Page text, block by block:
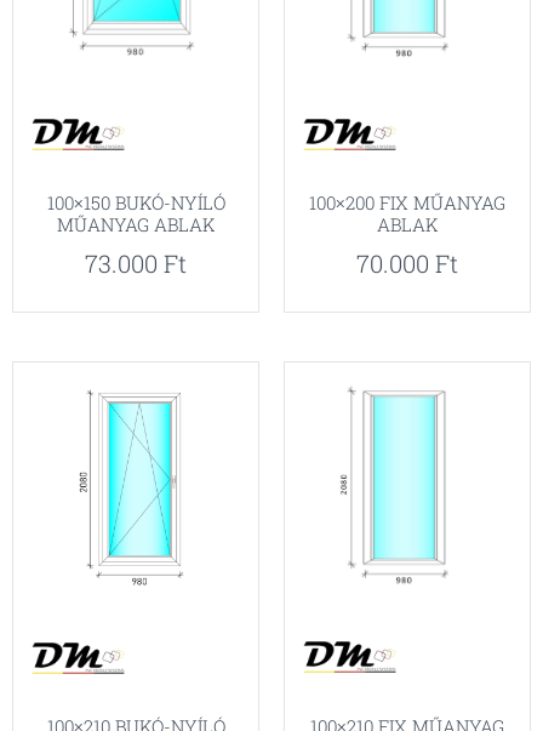
100×150 BUKÓ-NYÍLÓ
MŰANYAG ABLAK
73.000 Ft
100×200 FIX MŰANYAG
ABLAK
70.000 Ft
100×210 FIX MŰANYAG